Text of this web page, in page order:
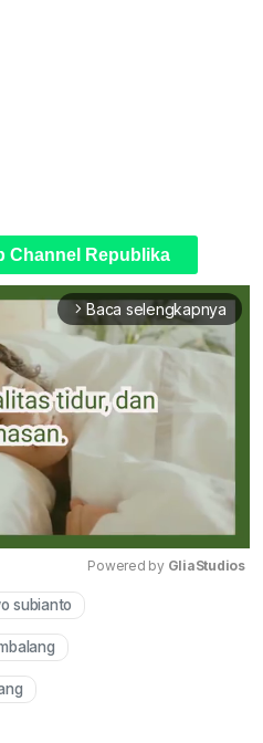
Channel Republika
arrow_forward_ios Baca selengkapnya
Powered by GliaStudios
subianto